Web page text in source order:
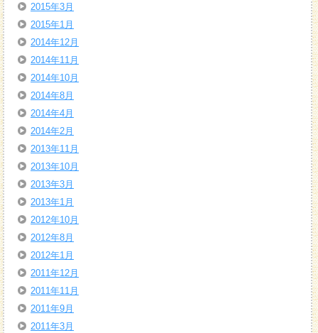
2015年3月
2015年1月
2014年12月
2014年11月
2014年10月
2014年8月
2014年4月
2014年2月
2013年11月
2013年10月
2013年3月
2013年1月
2012年10月
2012年8月
2012年1月
2011年12月
2011年11月
2011年9月
2011年3月